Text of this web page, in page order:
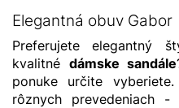
Elegantná obuv Gabor
Preferujete elegantný
kvalitné dámske sandále
ponuke určite
rôznych prevedeniach